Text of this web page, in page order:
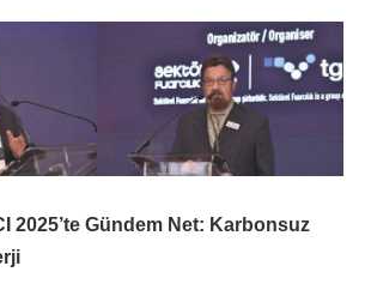
2025’te Gündem Net: Karbonsuz